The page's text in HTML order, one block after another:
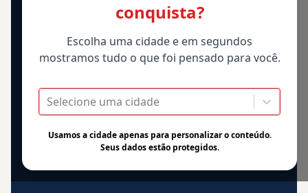
conquista?
Escolha uma cidade e em segundos
mostramos tudo o que foi pensado para você.
Selecione uma cidade
Usamos a cidade apenas para personalizar o conteúdo.
Seus dados estão protegidos.